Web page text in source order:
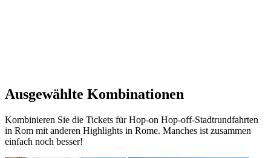
Ausgewählte Kombinationen
Kombinieren Sie die Tickets für Hop-on Hop-off-Stadtrundfahrten
in Rom mit anderen Highlights in Rome. Manches ist zusammen
einfach noch besser!